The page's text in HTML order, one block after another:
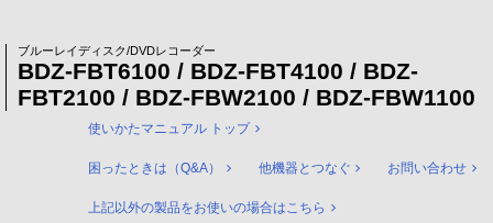
ブルーレイディスク/DVDレコーダー
BDZ-FBT6100 / BDZ-FBT4100 / BDZ-
FBT2100 / BDZ-FBW2100 / BDZ-FBW1100
使いかたマニュアル トップ
困ったときは（Q&A） 他機器とつなぐ お問い合わせ
上記以外の製品をお使いの場合はこちら